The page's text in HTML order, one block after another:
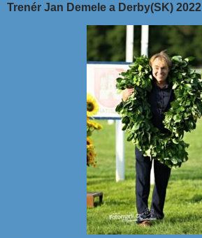
Trenér Jan Demele a Derby(SK) 2022